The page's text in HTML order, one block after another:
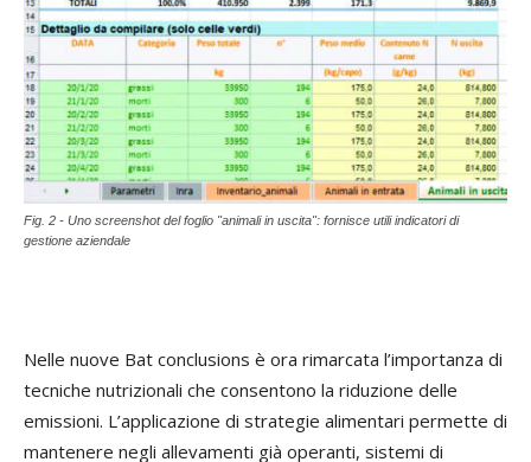
Fig. 2 - Uno screenshot del foglio "animali in uscita": fornisce utili indicatori di
gestione aziendale
Nelle nuove Bat conclusions è ora rimarcata l’importanza di
tecniche nutrizionali che consentono la riduzione delle
emissioni. L’applicazione di strategie alimentari permette di
mantenere negli allevamenti già operanti, sistemi di